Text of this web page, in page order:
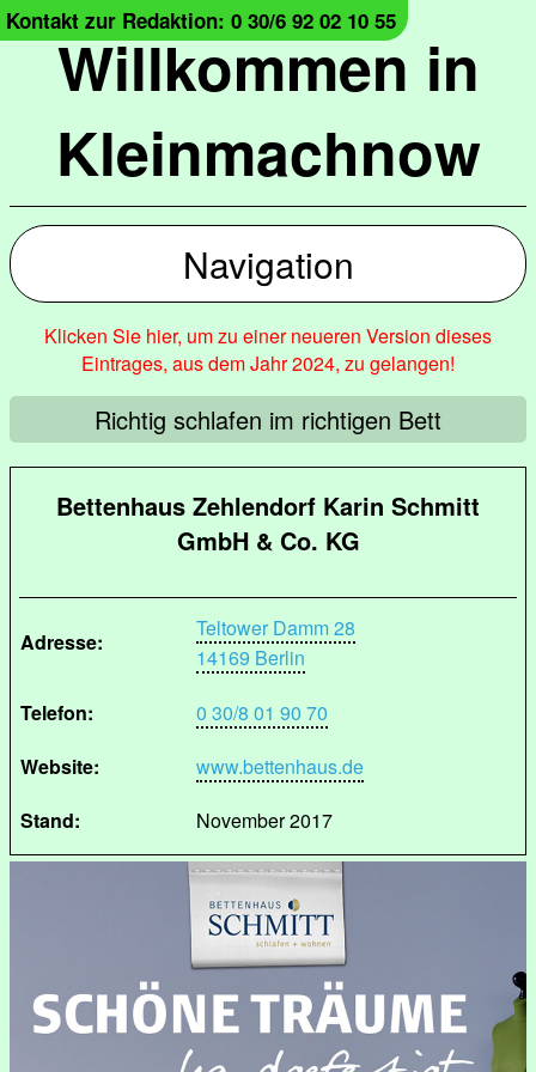
Willkommen in
Kleinmachnow
Kontakt zur Redaktion: 0 30/6 92 02 10 55
Navigation
Klicken Sie hier, um zu einer neueren Version dieses
Eintrages, aus dem Jahr 2024, zu gelangen!
Richtig schlafen im richtigen Bett
Bettenhaus Zehlendorf Karin Schmitt
GmbH & Co. KG
Adresse:
Teltower Damm 28
14169 Berlin
Telefon:
0 30/8 01 90 70
Website:
www.bettenhaus.de
Stand:
November 2017